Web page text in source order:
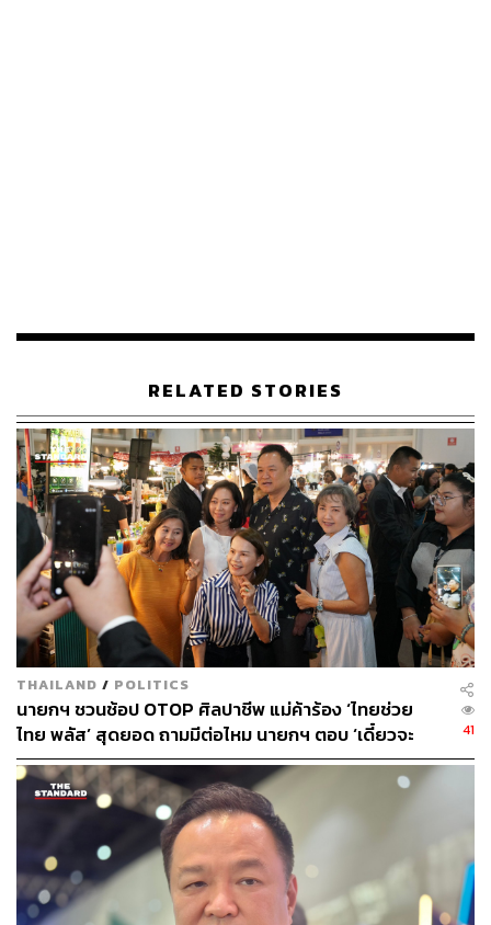
เชื่อว่าแม้ศาลรัฐธรรมนูญจะให้ท่านยุติบทบาทในฐานะนายก
มีต่อไป และท่านก็คงจะอุทิศตน เมื่อคืนเราก็ได้คุยกันตลอด
ท่านก็เป็นห่วงงาน ภารกิจของประชาชนยังมีตลอด”
นพ.พรหมินทร์กล่าว
ด้าน วราวุธ ศิลปอาชา รักษาการรัฐมนตรีว่าการกระทรวง
การพัฒนาสังคมและความมั่นคงของมนุษย์ กล่าวถึงกระแส
ล่าสุดว่าพรรคเพื่อไทยจะเสนอชื่อ แพทองธาร ชินวัตร
หัวหน้าพรรคเพื่อไทย เป็นนายกฯ ว่า พรรคชาติไทยพัฒนา
ประกาศร่วมกันสนับสนุนแคนดิเดตจากพรรคเพื่อไทย และ
โดยเฉพาะรัฐบาลนี้ที่มาจากจุดยืนเดียวกัน คือการไม่แก้ไข
มาตรา 112 ซึ่งพรรคชาติไทยพัฒนาก็ยืนยันในจุดนี้มาตลอด
พร้อมย้ำว่าวงประชุมเมื่อวานนี้ไม่มีชื่อแคนดิเดตนายกฯ นอก
เหนือจากของพรรคเพื่อไทย
ส่วนโควตารัฐมนตรีของพรรคร่วมนั้น เท่าที่คุยกันไม่ได้มี
อะไรเปลี่ยนแปลง เพราะองค์ประกอบของรัฐบาลทุกอย่างยัง
เหมือนเดิม แต่ถ้าแต่ละพรรคจะมีการเปลี่ยนตัวรัฐมนตรีก็เป็น
สิทธิ์ของแต่ละพรรค สำหรับตน ตลอดการทำงาน 11 เดือน
กว่า ได้วางแนวทางไว้ค่อนข้างชัดเจน เป็นแนวทางที่ฝ่าย
ราชการคงไปดำเนินการต่อ แต่จะเป็นอย่างไรก็คงต้องรอดู
รัฐบาลใหม่อีกครั้ง
RELATED STORIES
THAILAND / POLITICS
นายกฯ ชวนช้อป OTOP ศิลปาชีพ แม่ค้าร้อง ‘ไทยช่วย
ไทย พลัส’ สุดยอด ถามมีต่อไหม นายกฯ ตอบ ‘เดี๋ยวจะ
พยายาม’
41